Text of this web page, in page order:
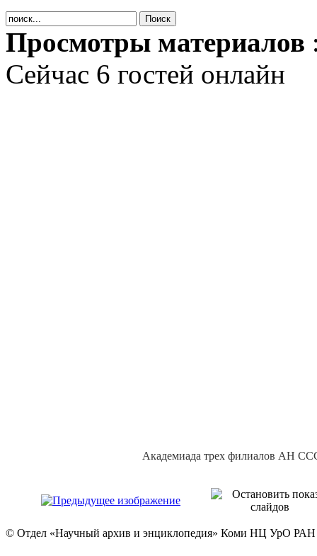
Просмотры материалов
Сейчас 6 гостей онлайн
Академиада трех филиалов АН
© Отдел «Научный архив и энциклопедия» Коми НЦ УрО РАН